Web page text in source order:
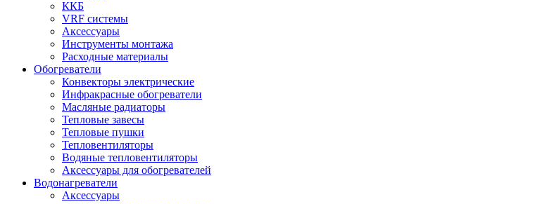
ККБ
VRF системы
Аксессуары
Инструменты монтажа
Расходные материалы
Обогреватели
Конвекторы электрические
Инфракрасные обогреватели
Масляные радиаторы
Тепловые завесы
Тепловые пушки
Тепловентиляторы
Водяные тепловентиляторы
Аксессуары для обогревателей
Водонагреватели
Аксессуары